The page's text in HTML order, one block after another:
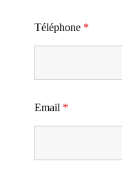
Téléphone *
Email *